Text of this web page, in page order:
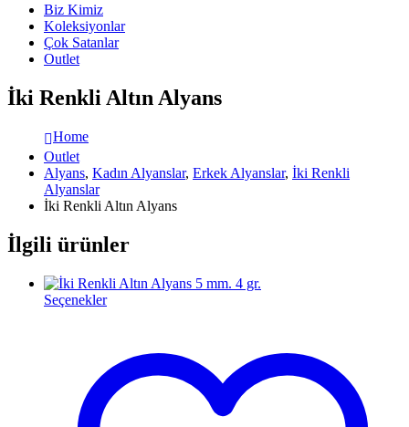
Biz Kimiz
Koleksiyonlar
Çok Satanlar
Outlet
İki Renkli Altın Alyans
Home
Outlet
Alyans, Kadın Alyanslar, Erkek Alyanslar, İki Renkli
Alyanslar
İki Renkli Altın Alyans
İlgili ürünler
Seçenekler